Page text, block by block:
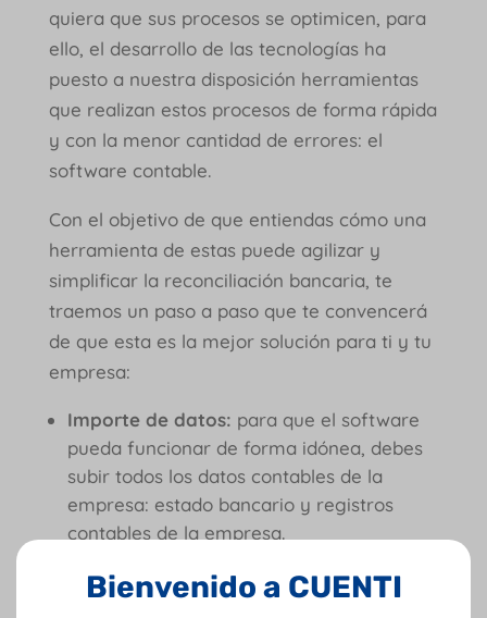
quiera que sus procesos se optimicen, para
ello, el desarrollo de las tecnologías ha
puesto a nuestra disposición herramientas
que realizan estos procesos de forma rápida
y con la menor cantidad de errores: el
software contable.
Con el objetivo de que entiendas cómo una
herramienta de estas puede agilizar y
simplificar la reconciliación bancaria, te
traemos un paso a paso que te convencerá
de que esta es la mejor solución para ti y tu
empresa:
Importe de datos: para que el software
pueda funcionar de forma idónea, debes
subir todos los datos contables de la
empresa: estado bancario y registros
contables de la empresa.
Identificación de diferencias:ahora es el
Bienvenido a CUENTI